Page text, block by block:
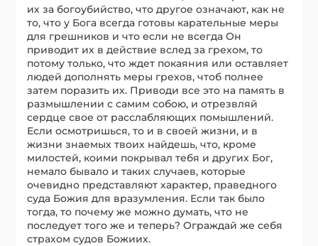
их за богоубийство, что другое означают, как не
то, что у Бога всегда готовы карательные меры
для грешников и что если не всегда Он
приводит их в действие вслед за грехом, то
потому только, что ждет покаяния или оставляет
людей дополнять меры грехов, чтоб полнее
затем поразить их. Приводи все это на память в
размышлении с самим собою, и отрезвляй
сердце свое от расслабляющих помышлений.
Если осмотришься, то и в своей жизни, и в
жизни знаемых твоих найдешь, что, кроме
милостей, коими покрывал тебя и других Бог,
немало бывало и таких случаев, которые
очевидно представляют характер, праведного
суда Божия для вразумления. Если так было
тогда, то почему же можно думать, что не
последует того же и теперь? Ограждай же себя
страхом судов Божиих.